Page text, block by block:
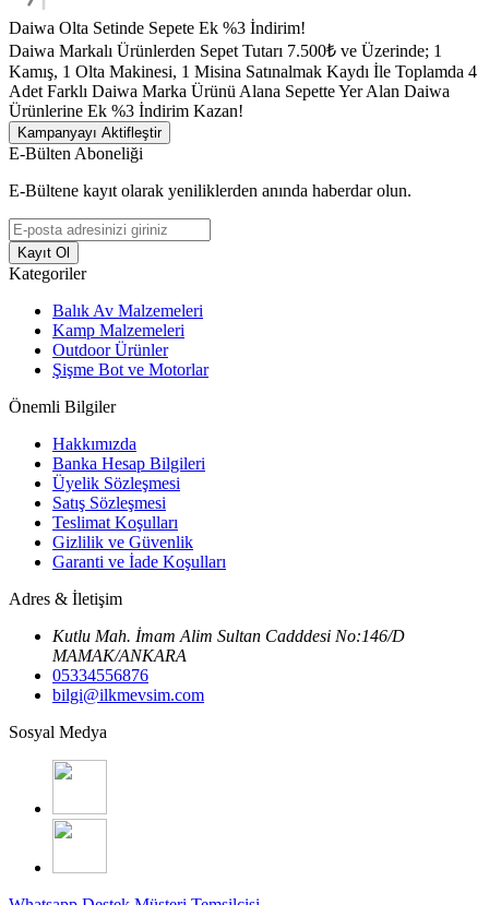
Daiwa Olta Setinde Sepete Ek %3 İndirim!
Daiwa Markalı Ürünlerden Sepet Tutarı 7.500₺ ve Üzerinde; 1
Kamış, 1 Olta Makinesi, 1 Misina Satınalmak Kaydı İle Toplamda 4
Adet Farklı Daiwa Marka Ürünü Alana Sepette Yer Alan Daiwa
Ürünlerine Ek %3 İndirim Kazan!
Kampanyayı Aktifleştir
E-Bülten Aboneliği
E-Bültene kayıt olarak yeniliklerden anında haberdar olun.
Kayıt Ol
Kategoriler
Balık Av Malzemeleri
Kamp Malzemeleri
Outdoor Ürünler
Şişme Bot ve Motorlar
Önemli Bilgiler
Hakkımızda
Banka Hesap Bilgileri
Üyelik Sözleşmesi
Satış Sözleşmesi
Teslimat Koşulları
Gizlilik ve Güvenlik
Garanti ve İade Koşulları
Adres & İletişim
Kutlu Mah. İmam Alim Sultan Cadddesi No:146/D
MAMAK/ANKARA
05334556876
bilgi@ilkmevsim.com
Sosyal Medya